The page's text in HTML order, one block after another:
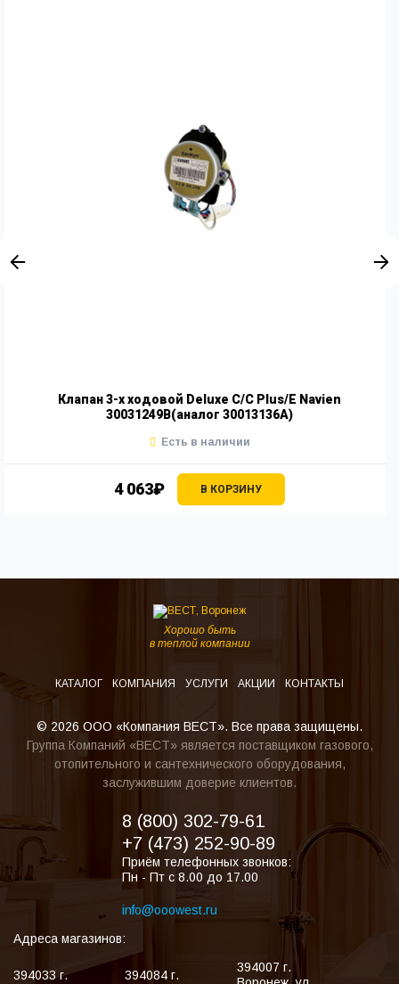
Клапан 3-х ходовой Deluxe С/C Plus/E Navien
30031249B(аналог 30013136A)
4 063₽ В КОРЗИНУ
Есть в наличии
Хорошо быть
в теплой компании
КАТАЛОГ КОМПАНИЯ УСЛУГИ АКЦИИ КОНТАКТЫ
© 2026 ООО «Компания ВЕСТ». Все права защищены.
Группа Компаний «ВЕСТ» является поставщиком газового,
отопительного и сантехнического оборудования,
заслужившим доверие клиентов.
8 (800) 302-79-61
+7 (473) 252-90-89
Приём телефонных звонков:
Пн - Пт с 8.00 до 17.00
info@ooowest.ru
Адреса магазинов:
394033 г.
394084 г.
394007 г.